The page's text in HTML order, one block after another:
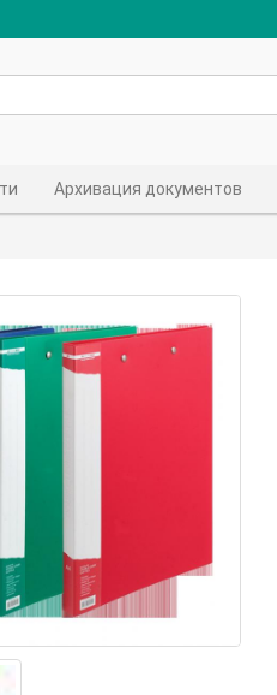
Архивация документов